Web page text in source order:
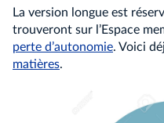
La version longue est
trouveront sur l’Espace
perte d’autonomie. Voici
matières.